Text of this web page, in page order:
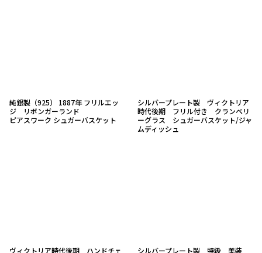
純銀製（925） 1887年 フリルエッ
ジ リボンガーランド
ピアスワーク シュガーバスケット
シルバープレート製 ヴィクトリア
時代後期 フリル付き クランベリ
ーグラス シュガーバスケット/ジャ
ムディッシュ
ヴィクトリア時代後期 ハンドチェ
シルバープレート製 特級 美装